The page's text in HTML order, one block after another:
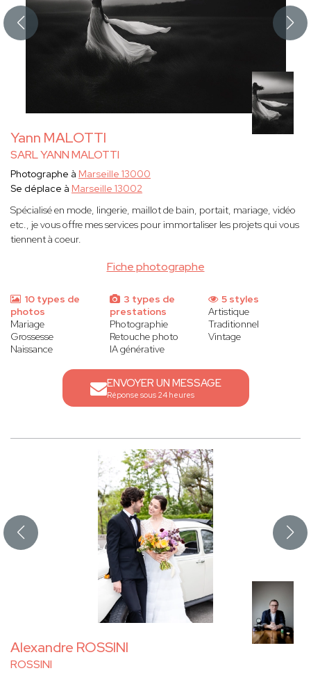
Yann MALOTTI
SARL YANN MALOTTI
Fiche photographe
Photographe à Marseille 13000
Se déplace à Marseille 13002
Spécialisé en mode, lingerie, maillot de bain, portait, mariage, vidéo
etc., je vous offre mes services pour immortaliser les projets qui vous
tiennent à coeur.
10 types de
photos
Mariage
Grossesse
Naissance
3 types de
prestations
Photographie
Retouche photo
IA générative
5 styles
Artistique
Traditionnel
Vintage
ENVOYER UN MESSAGE
Réponse sous 24 heures
Alexandre ROSSINI
ROSSINI